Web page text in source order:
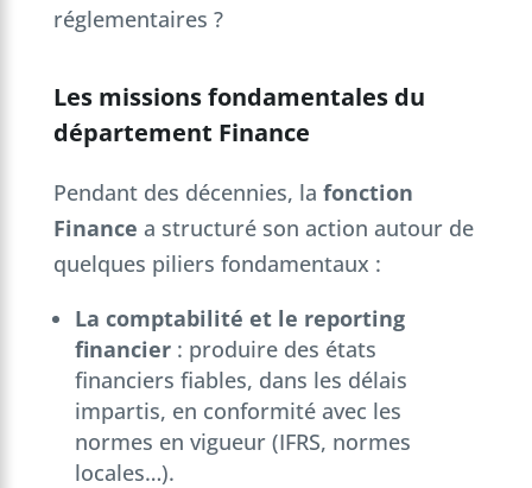
réglementaires ?
Les missions fondamentales du
département Finance
Pendant des décennies, la fonction
Finance a structuré son action autour de
quelques piliers fondamentaux :
La comptabilité et le reporting
financier: produire des états
financiers fiables, dans les délais
impartis, en conformité avec les
normes en vigueur (IFRS, normes
locales…).